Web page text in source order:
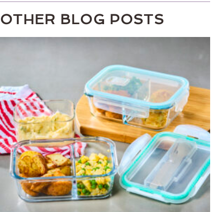
OTHER BLOG POSTS